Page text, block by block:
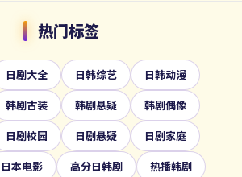
热门标签
日剧大全 日韩综艺
日韩动漫
韩剧古装 韩剧悬疑
韩剧偶像
日剧校园 日剧悬疑
日剧家庭
日本电影 高分日韩剧
热播韩剧